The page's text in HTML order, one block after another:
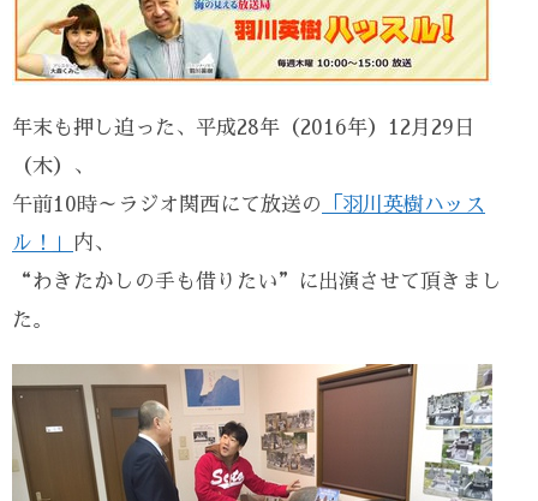
年末も押し迫った、平成28年（2016年）12月29日
（木）、
午前10時～ラジオ関西にて放送の
「羽川英樹ハッス
ル！」
内、
“わきたかしの手も借りたい”に出演させて頂きまし
た。